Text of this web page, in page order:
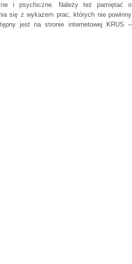
i psychiczne. Należy też pamiętać o
się z wykazem prac, których nie powinny
jest na stronie internetowej KRUS –